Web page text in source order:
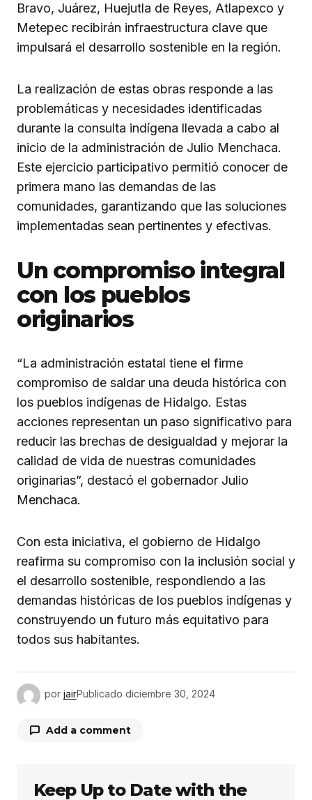
Bravo, Juárez, Huejutla de Reyes, Atlapexco y
Metepec recibirán infraestructura clave que
impulsará el desarrollo sostenible en la región.
La realización de estas obras responde a las
problemáticas y necesidades identificadas
durante la consulta indígena llevada a cabo al
inicio de la administración de Julio Menchaca.
Este ejercicio participativo permitió conocer de
primera mano las demandas de las
comunidades, garantizando que las soluciones
implementadas sean pertinentes y efectivas.
Un compromiso integral
con los pueblos
originarios
“La administración estatal tiene el firme
compromiso de saldar una deuda histórica con
los pueblos indígenas de Hidalgo. Estas
acciones representan un paso significativo para
reducir las brechas de desigualdad y mejorar la
calidad de vida de nuestras comunidades
originarias”, destacó el gobernador Julio
Menchaca.
Con esta iniciativa, el gobierno de Hidalgo
reafirma su compromiso con la inclusión social y
el desarrollo sostenible, respondiendo a las
demandas históricas de los pueblos indígenas y
construyendo un futuro más equitativo para
todos sus habitantes.
por jairPublicado diciembre 30, 2024
Add a comment
Tu dirección de correo electrónico no será
Keep Up to Date with the